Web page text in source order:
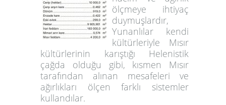
ölçmeye ihtiyaç
duymuşlardır,
Yunanlılar kendi
kültürleriyle Mısır
kültürlerinin karıştığı Helenistik
çağda olduğu gibi, kısmen Mısır
tarafından alınan mesafeleri ve
ağırlıkları ölçen farklı sistemler
kullandılar.